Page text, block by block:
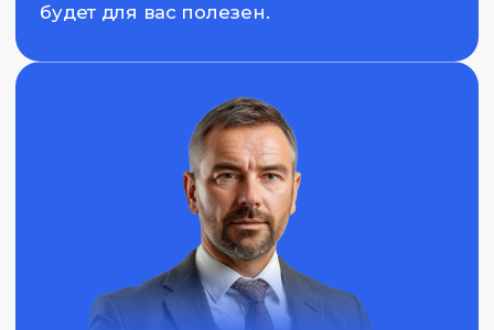
Моисеев Дмитрий
Трейдер-аналитик по работе на
финансовых рынках. Опыт торговли
более 20 лет. С многолетним опытом
формирования инвестиционных
портфелей из инструментов
Программа обучения